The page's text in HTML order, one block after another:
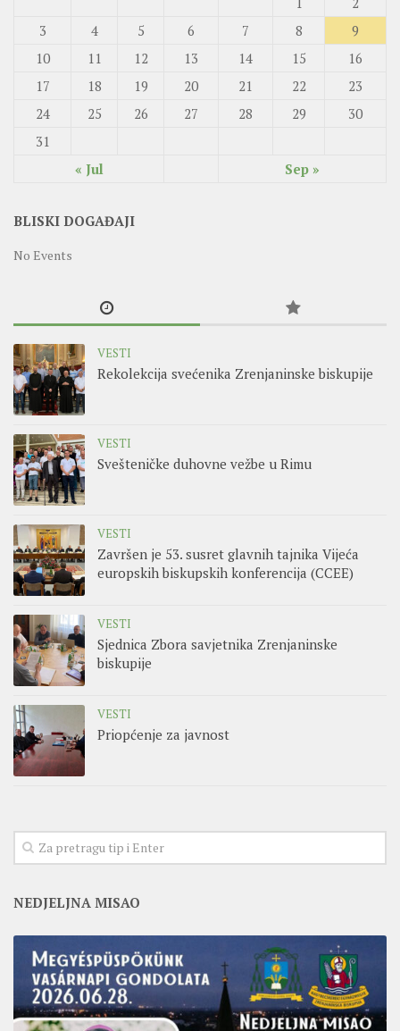
« Jul Sep »
3
4 5 6 7 8
9
10
11 12 13 14 15
16
17
18 19 20 21 22
23
24
25 26 27 28 29
30
31
BLISKI DOGAĐAJI
No Events
VESTI
Rekolekcija svećenika Zrenjaninske biskupije
VESTI
Svešteničke duhovne vežbe u Rimu
VESTI
Završen je 53. susret glavnih tajnika Vijeća
europskih biskupskih konferencija (CCEE)
VESTI
Sjednica Zbora savjetnika Zrenjaninske
biskupije
VESTI
Priopćenje za javnost
NEDJELJNA MISAO